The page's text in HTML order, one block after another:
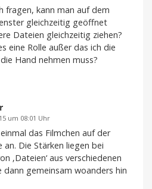
fragen, kann man auf dem
gleichzeitig geöffnet
Dateien gleichzeitig ziehen?
eine Rolle außer das ich die
Hand nehmen muss?
um 08:01 Uhr
das Filmchen auf der
an. Die Stärken liegen bei
‚Dateien‘ aus verschiedenen
dann gemeinsam woanders hin